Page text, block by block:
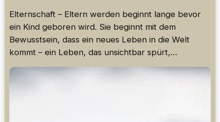
Elternschaft – Eltern werden beginnt lange bevor
ein Kind geboren wird. Sie beginnt mit dem
Bewusstsein, dass ein neues Leben in die Welt
kommt – ein Leben, das unsichtbar spürt,…